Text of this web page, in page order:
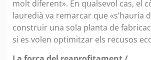
molt diferent». En qualsevol cas, el
lauredià va remarcar que «s’hauria
construir una sola planta de
si es volen optimitzar els recusos